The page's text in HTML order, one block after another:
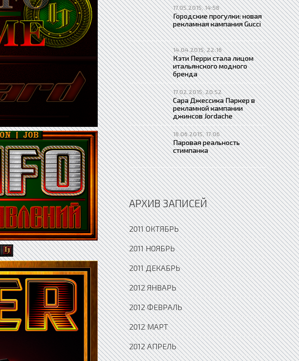
17.05.2015, 14:58
Городские прогулки: новая
рекламная кампания Gucci
14.04.2015, 22:16
Кэти Перри стала лицом
итальянского модного
бренда
17.02.2015, 20:52
Сара Джессика Паркер в
рекламной кампании
джинсов Jordache
18.06.2015, 17:06
Паровая реальность
стимпанка
АРХИВ ЗАПИСЕЙ
2011 ОКТЯБРЬ
2011 НОЯБРЬ
2011 ДЕКАБРЬ
2012 ЯНВАРЬ
2012 ФЕВРАЛЬ
2012 МАРТ
2012 АПРЕЛЬ